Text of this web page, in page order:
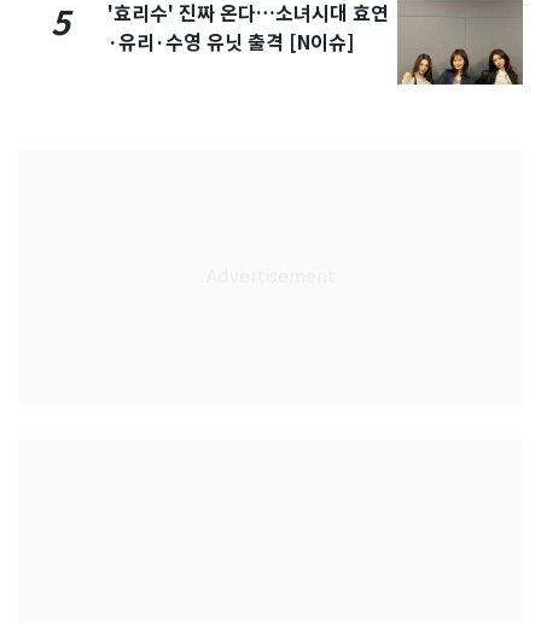
5
'효리수' 진짜 온다…소녀시대 효연
·유리·수영 유닛 출격 [N이슈]